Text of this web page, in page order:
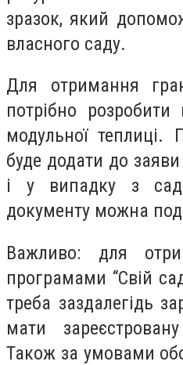
зразок, який
власного саду.
Для отримання
потрібно розробити
модульної теплиці.
буде додати до заяви
і у випадку з
документу можна
Важливо: для
програмами “Свій
треба заздалегідь
мати
Також за умовами